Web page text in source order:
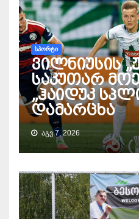
ᲡᲞᲝᲠᲢᲘ
ვილნიუსის
საკუთარ
„ჰაიდუკ
დამარცხა
ᲐᲒᲕ 7, 2026